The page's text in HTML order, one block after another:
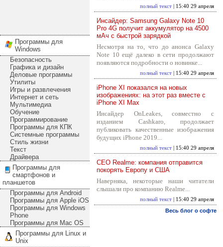
Программы для
Windows
Безопасность
Графика и дизайн
Деловые программы
Утилиты
Игры и развлечения
Интернет и сеть
Мультимедиа
Обучение
Программирование
Программы для КПК
Системные программы
Стиль жизни
Текст
Драйвера
Программы для
смартфонов и
планшетов
Программы для Android
Программы для Apple iOS
Программы для Windows
Phone
Программы для Mac OS
Программы для Linux и
Unix
полный текст | 15:40 29 апреля
Инсайдер: Samsung Galaxy Note 10
Pro 4G получит аккумулятор на 4500
мАч с быстрой зарядкой
Несмотря на то, что до анонса Galaxy
Note 10 ещё далеко в сети продолжают
появляются подробности о новинке...
полный текст | 15:40 29 апреля
iPhone XI показался на новых
изображениях: на этот раз вместе с
iPhone XI Max
Инсайдер OnLeakes, совместно с
изданием Cashkaro, продолжает
публиковать качественные изображения
будущих iPhone 2019...
полный текст | 15:40 29 апреля
CEO Realme: компания отправится
покорять Европу и США
Наверняка, некоторые наши читатели
слышали про компанию Realme...
полный текст | 15:40 29 апреля
Весь блог о софте